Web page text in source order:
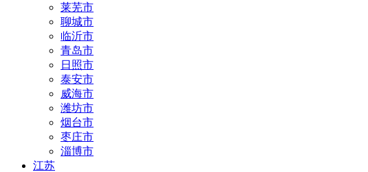
莱芜市
聊城市
临沂市
青岛市
日照市
泰安市
威海市
潍坊市
烟台市
枣庄市
淄博市
江苏